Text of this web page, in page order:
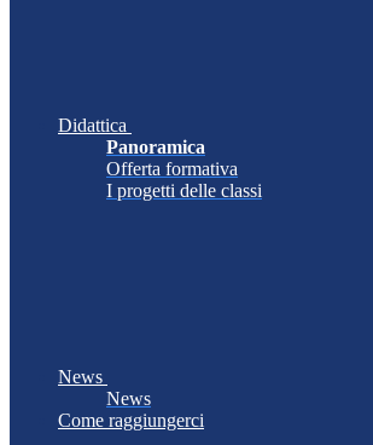
Didattica
Panoramica
Offerta formativa
I progetti delle classi
News
News
Come raggiungerci